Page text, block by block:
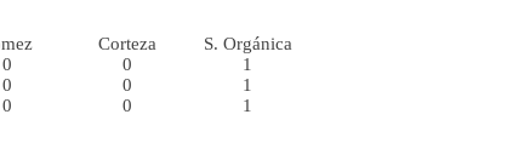
Corteza
S. Orgánica
0 0
1
0 0
1
0 0 1